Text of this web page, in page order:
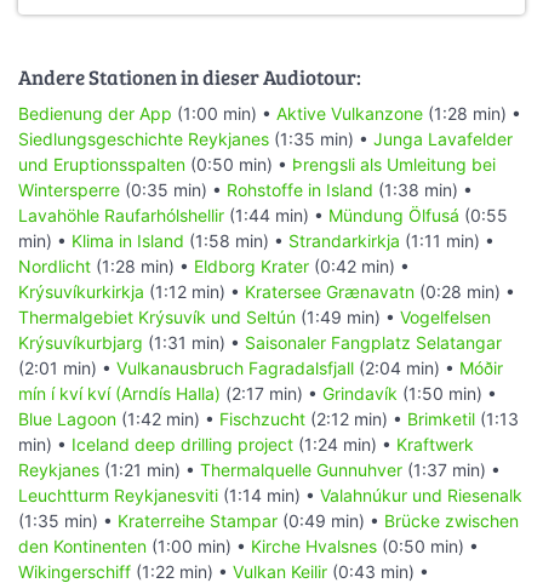
Andere Stationen in dieser Audiotour:
Bedienung der App (1:00 min) • Aktive Vulkanzone (1:28 min) •
Siedlungsgeschichte Reykjanes (1:35 min) • Junga Lavafelder
und Eruptionsspalten (0:50 min) • Þrengsli als Umleitung bei
Wintersperre (0:35 min) • Rohstoffe in Island (1:38 min) •
Lavahöhle Raufarhólshellir (1:44 min) • Mündung Ölfusá (0:55
min) • Klima in Island (1:58 min) • Strandarkirkja (1:11 min) •
Nordlicht (1:28 min) • Eldborg Krater (0:42 min) •
Krýsuvíkurkirkja (1:12 min) • Kratersee Grænavatn (0:28 min) •
Thermalgebiet Krýsuvík und Seltún (1:49 min) • Vogelfelsen
Krýsuvíkurbjarg (1:31 min) • Saisonaler Fangplatz Selatangar
(2:01 min) • Vulkanausbruch Fagradalsfjall (2:04 min) • Móðir
mín í kví kví (Arndís Halla) (2:17 min) • Grindavík (1:50 min) •
Blue Lagoon (1:42 min) • Fischzucht (2:12 min) • Brimketil (1:13
min) • Iceland deep drilling project (1:24 min) • Kraftwerk
Reykjanes (1:21 min) • Thermalquelle Gunnuhver (1:37 min) •
Leuchtturm Reykjanesviti (1:14 min) • Valahnúkur und Riesenalk
(1:35 min) • Kraterreihe Stampar (0:49 min) • Brücke zwischen
den Kontinenten (1:00 min) • Kirche Hvalsnes (0:50 min) •
Wikingerschiff (1:22 min) • Vulkan Keilir (0:43 min) •